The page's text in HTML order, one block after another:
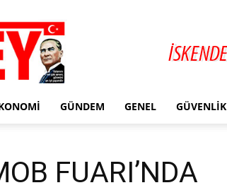
GÜNDEM GENEL GÜVENLIK
FUARI’NDA